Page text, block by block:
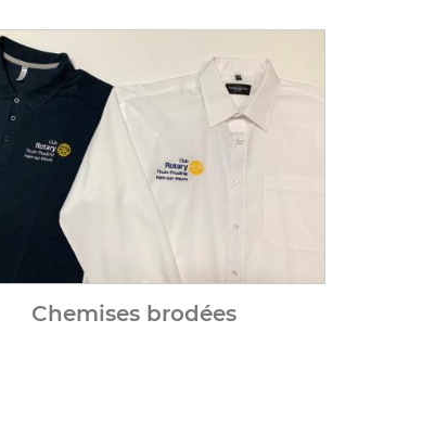
Chemises brodées